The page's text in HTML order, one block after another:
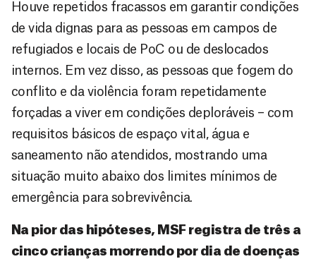
Houve repetidos fracassos em garantir condições
de vida dignas para as pessoas em campos de
refugiados e locais de PoC ou de deslocados
internos. Em vez disso, as pessoas que fogem do
conflito e da violência foram repetidamente
forçadas a viver em condições deploráveis – com
requisitos básicos de espaço vital, água e
saneamento não atendidos, mostrando uma
situação muito abaixo dos limites mínimos de
emergência para sobrevivência.
Na pior das hipóteses, MSF registra de três a
cinco crianças morrendo por dia de doenças